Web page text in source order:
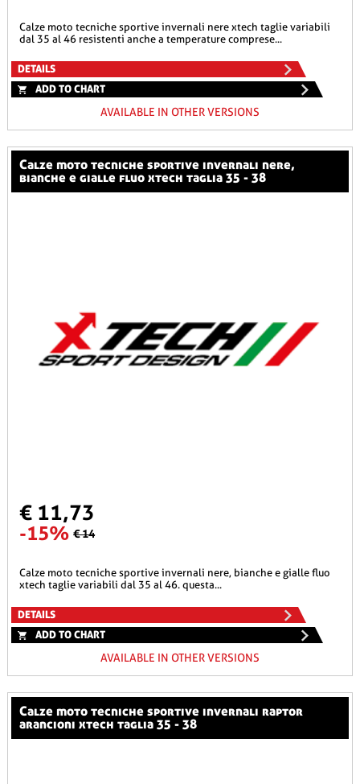
calze moto tecniche sportive invernali nere xtech taglie variabili
dal 35 al 46 resistenti anche a temperature comprese...
DETAILS
ADD TO CHART
AVAILABLE IN OTHER VERSIONS
calze moto tecniche sportive invernali nere,
bianche e gialle fluo xtech taglia 35 - 38
€ 11,73
-15% € 14
calze moto tecniche sportive invernali nere, bianche e gialle fluo
xtech taglie variabili dal 35 al 46. questa...
DETAILS
ADD TO CHART
AVAILABLE IN OTHER VERSIONS
calze moto tecniche sportive invernali raptor
arancioni xtech taglia 35 - 38